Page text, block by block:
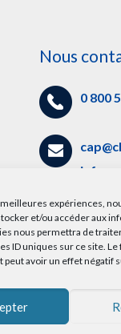
expériences,
et/ou accéder aux
nous permettra de
ID uniques sur ce site.
peut avoir un effet négatif
Nous
0 800
5
59000